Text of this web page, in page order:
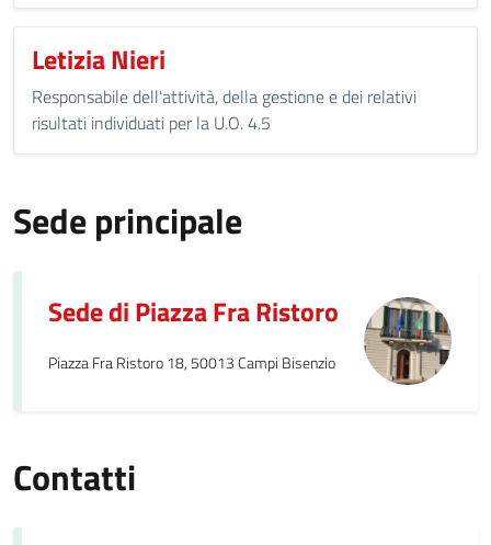
Letizia Nieri
Responsabile dell'attività, della gestione e dei relativi
risultati individuati per la U.O. 4.5
Sede principale
Sede di Piazza Fra Ristoro
Piazza Fra Ristoro 18, 50013 Campi Bisenzio
Contatti